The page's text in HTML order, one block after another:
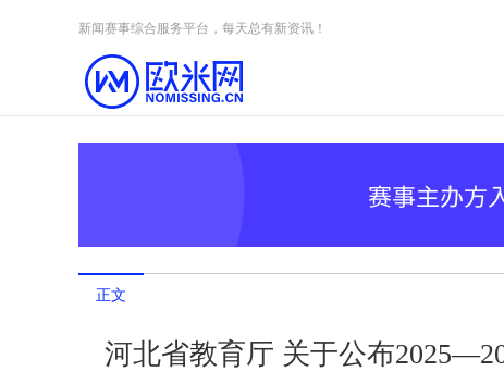
新闻赛事综合服务平台，每天总有新资讯！
正文
河北省教育厅 关于公布